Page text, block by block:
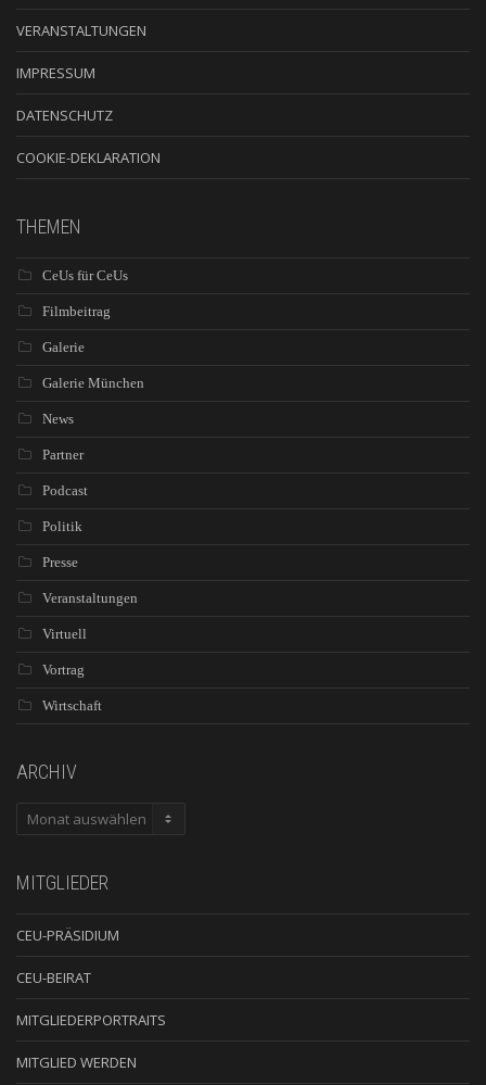
VERANSTALTUNGEN
IMPRESSUM
DATENSCHUTZ
COOKIE-DEKLARATION
THEMEN
CeUs für CeUs
Filmbeitrag
Galerie
Galerie München
News
Partner
Podcast
Politik
Presse
Veranstaltungen
Virtuell
Vortrag
Wirtschaft
ARCHIV
ARCHIV
MITGLIEDER
CEU-PRÄSIDIUM
CEU-BEIRAT
MITGLIEDERPORTRAITS
MITGLIED WERDEN